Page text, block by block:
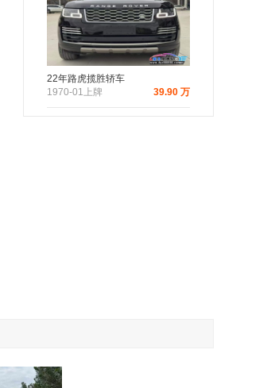
22年路虎揽胜轿车
1970-01上牌
39.90 万